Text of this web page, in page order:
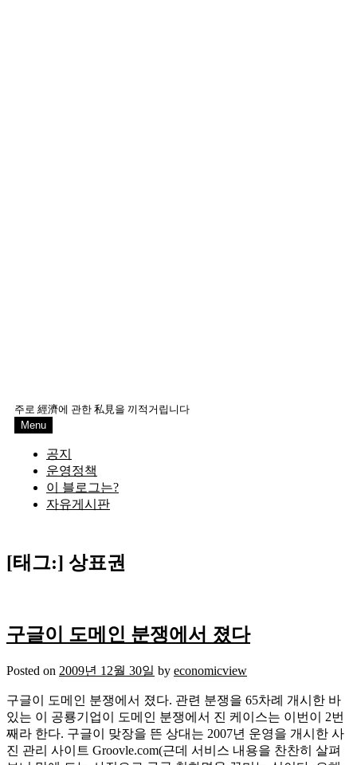
주로 經濟에 관한 私見을 끼적거립니다
Menu
공지
운영정책
이 블로그는?
자유게시판
[태그:] 상표권
구글이 도메인 분쟁에서 졌다
Posted on 2009년 12월 30일 by economicview
구글이 도메인 분쟁에서 졌다. 관련 분쟁을 65차례 개시한 바
있는 이 공룡기업이 도메인 분쟁에서 진 케이스는 이번이 2번
째라 한다. 구글이 맞장을 뜬 상대는 2007년 운영을 개시한 사
진 관리 사이트 Groovle.com(근데 서비스 내용을 찬찬히 살펴